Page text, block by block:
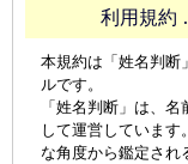
利用規約
本規約は「姓名判断
ルです。
「姓名判断」は、
して運営しています
な角度から鑑定され